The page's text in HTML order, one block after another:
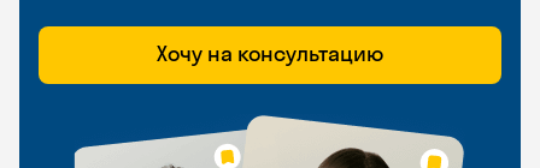
Хочу на консультацию